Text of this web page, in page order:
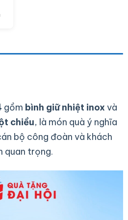
gồm bình giữ nhiệt inox và
chiều, là món quà ý nghĩa
bộ công đoàn và khách
quan trọng.